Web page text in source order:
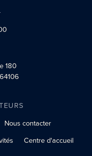
180
Nous contacter
Centre d'accueil